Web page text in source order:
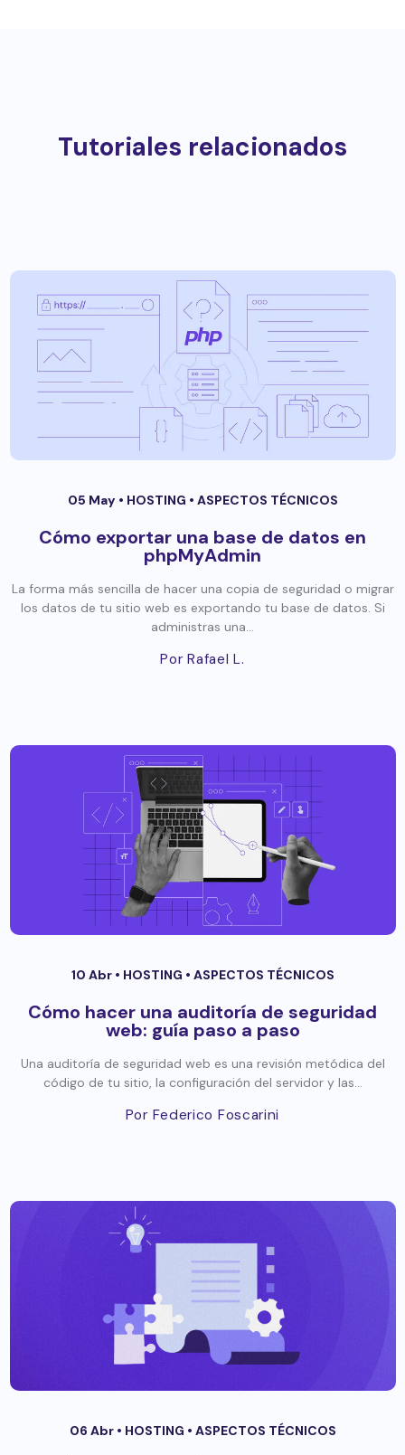
Tutoriales relacionados
05 May • HOSTING • ASPECTOS TÉCNICOS
Cómo exportar una base de datos en
phpMyAdmin
La forma más sencilla de hacer una copia de seguridad o migrar
los datos de tu sitio web es exportando tu base de datos. Si
administras una...
Por Rafael L.
10 Abr • HOSTING • ASPECTOS TÉCNICOS
Cómo hacer una auditoría de seguridad
web: guía paso a paso
Una auditoría de seguridad web es una revisión metódica del
código de tu sitio, la configuración del servidor y las...
Por Federico Foscarini
06 Abr • HOSTING • ASPECTOS TÉCNICOS